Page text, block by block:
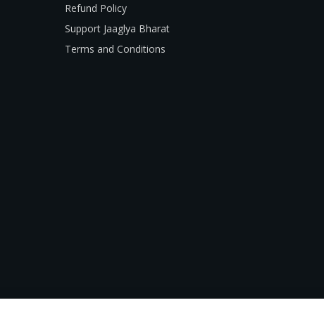
Refund Policy
Support Jaaglya Bharat
Terms and Conditions